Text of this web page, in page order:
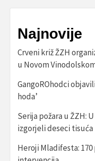
Najnovije
Crveni križ ŽZH
u Novom
GangoROhodci
hoda’
Serija požara u ŽZH:
izgorjeli deseci
Heroji Mladifesta: